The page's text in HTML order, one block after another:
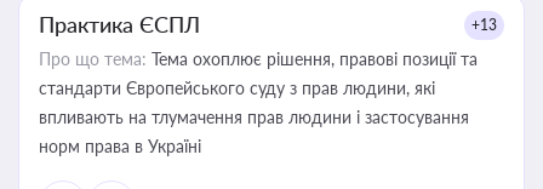
Практика ЄСПЛ +13
Про що тема: Тема охоплює рішення, правові позиції та
стандарти Європейського суду з прав людини, які
впливають на тлумачення прав людини і застосування
норм права в Україні